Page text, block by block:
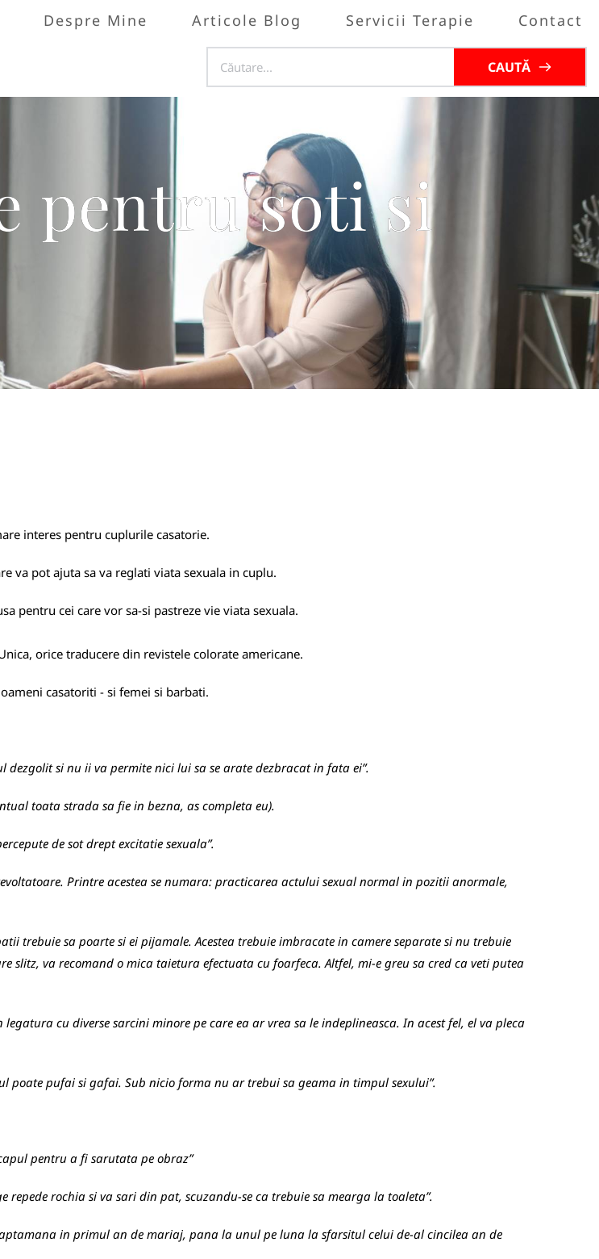
Despre Mine Articole Blog Servicii Terapie Contact
CAUTĂ
pentru soti si
interes pentru cuplurile casatorie.
va pot ajuta sa va reglati viata sexuala in cuplu.
pentru cei care vor sa-si pastreze vie viata sexuala.
orice traducere din revistele colorate americane.
casatoriti - si femei si barbati.
si nu ii va permite nici lui sa se arate dezbracat in fata ei”.
toata strada sa fie in bezna, as completa eu).
de sot drept excitatie sexuala”.
Printre acestea se numara: practicarea actului sexual normal in pozitii anormale,
trebuie sa poarte si ei pijamale. Acestea trebuie imbracate in camere separate si nu trebuie
va recomand o mica taietura efectuata cu foarfeca. Altfel, mi-e greu sa cred ca veti putea
cu diverse sarcini minore pe care ea ar vrea sa le indeplineasca. In acest fel, el va pleca
pufai si gafai. Sub nicio forma nu ar trebui sa geama in timpul sexului”.
pentru a fi sarutata pe obraz”
rochia si va sari din pat, scuzandu-se ca trebuie sa mearga la toaleta”.
in primul an de mariaj, pana la unul pe luna la sfarsitul celui de-al cincilea an de